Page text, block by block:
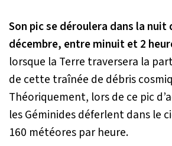
Son pic se déroulera dans la nuit
décembre, entre minuit et 2
lorsque la Terre traversera la
de cette traînée de débris
Théoriquement, lors de ce pic
les Géminides déferlent dans le
160 météores par heure.